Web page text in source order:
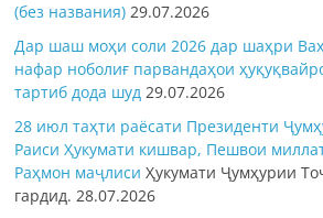
(без названия) 29.07.2026
Дар шаш моҳи соли 2026 дар шаҳри
нафар ноболиғ парвандаҳои
тартиб дода шуд 29.07.2026
28 июл таҳти раёсати Президенти
Раиси Ҳукумати кишвар, Пешвои
Раҳмон маҷлисиҲукумати Ҷумҳурии
гардид.28.07.2026